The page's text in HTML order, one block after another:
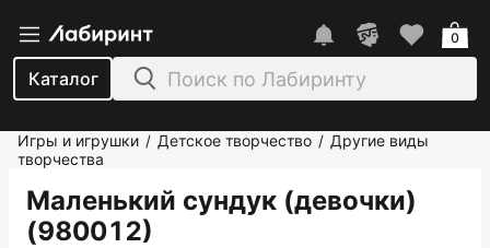
Каталог
0
Игры и игрушки / Детское творчество / Другие виды
творчества
Маленький сундук (девочки)
(980012)